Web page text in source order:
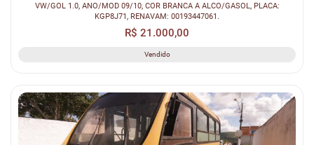
VW/GOL 1.0, ANO/MOD 09/10, COR BRANCA A ALCO/GASOL, PLACA:
KGP8J71, RENAVAM: 00193447061.
R$ 21.000,00
Vendido